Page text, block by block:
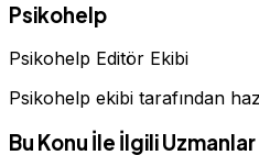
Psikohelp
Psikohelp Editör Ekibi
Psikohelp ekibi tarafından
Bu Konu İle İlgili Uzmanlar